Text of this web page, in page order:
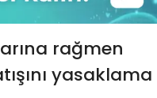
rağmen
yasaklama